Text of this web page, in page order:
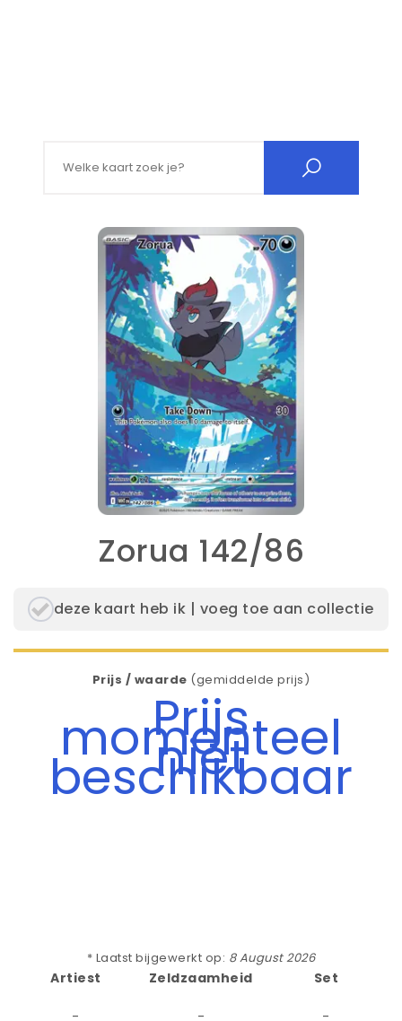
Zorua 142/86
deze kaart heb ik | voeg toe aan collectie
Prijs / waarde (gemiddelde prijs)
Prijs
momenteel
niet
beschikbaar
* Laatst bijgewerkt op: 8 August 2026
Artiest
-
Zeldzaamheid
-
Set
-